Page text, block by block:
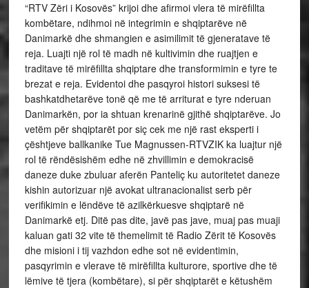
“RTV Zëri i Kosovës” krijoi dhe afirmoi vlera të mirëfillta
kombëtare, ndihmoi në integrimin e shqiptarëve në
Danimarkë dhe shmangien e asimilimit të gjeneratave të
reja. Luajti një rol të madh në kultivimin dhe ruajtjen e
traditave të mirëfillta shqiptare dhe transformimin e tyre te
brezat e reja. Evidentoi dhe pasqyroi histori suksesi të
bashkatdhetarëve tonë që me të arriturat e tyre nderuan
Danimarkën, por ia shtuan krenarinë gjithë shqiptarëve. Jo
vetëm për shqiptarët por siç cek me një rast eksperti i
çështjeve ballkanike Tue Magnussen-RTVZIK ka luajtur një
rol të rëndësishëm edhe në zhvillimin e demokracisë
daneze duke zbuluar aferën Panteliç ku autoritetet daneze
kishin autorizuar një avokat ultranacionalist serb për
verifikimin e lëndëve të azilkërkuesve shqiptarë në
Danimarkë etj. Ditë pas dite, javë pas jave, muaj pas muaji
kaluan gati 32 vite të themelimit të Radio Zërit të Kosovës
dhe misioni i tij vazhdon edhe sot në evidentimin,
pasqyrimin e vlerave të mirëfillta kulturore, sportive dhe të
lëmive të tjera (kombëtare), si për shqiptarët e këtushëm